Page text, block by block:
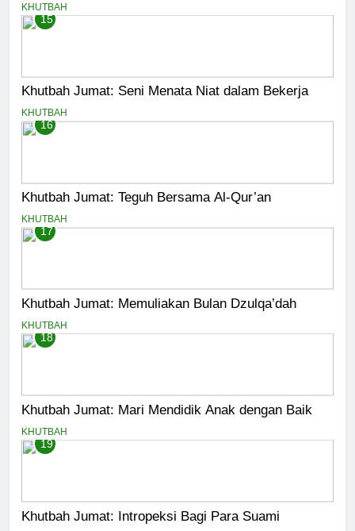
KHUTBAH
15
Khutbah Jumat: Seni Menata Niat dalam Bekerja
KHUTBAH
16
Khutbah Jumat: Teguh Bersama Al-Qur’an
KHUTBAH
17
Khutbah Jumat: Memuliakan Bulan Dzulqa’dah
KHUTBAH
18
Khutbah Jumat: Mari Mendidik Anak dengan Baik
KHUTBAH
19
Khutbah Jumat: Intropeksi Bagi Para Suami